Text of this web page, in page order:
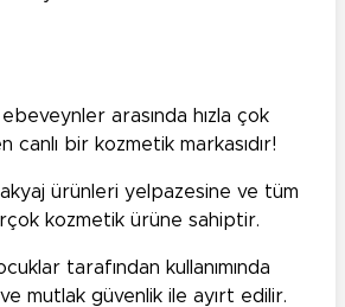
arasında hızla çok
canlı bir kozmetik markasıdır!
ürünleri yelpazesine ve tüm
kozmetik ürüne sahiptir.
tarafından kullanımında
mutlak güvenlik ile ayırt edilir.